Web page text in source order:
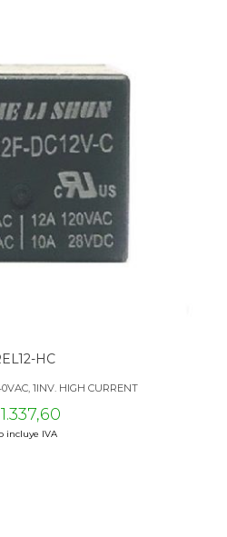
HC
1INV. HIGH CURRENT
incluye IVA